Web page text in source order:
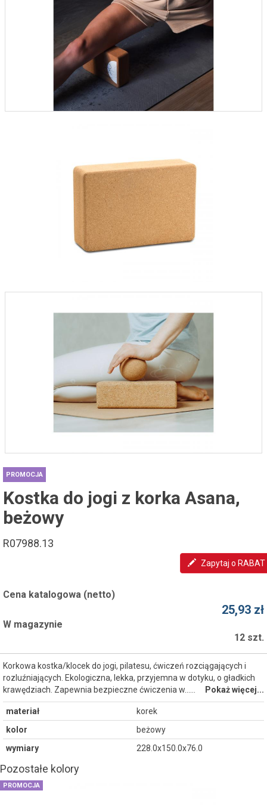
PROMOCJA
Kostka do jogi z korka Asana,
beżowy
R07988.13
Zapytaj o RABAT
Cena katalogowa (netto)
25,93 zł
W magazynie
12 szt.
Korkowa kostka/klocek do jogi, pilatesu, ćwiczeń rozciągających i
rozluźniających. Ekologiczna, lekka, przyjemna w dotyku, o gładkich
krawędziach. Zapewnia bezpieczne ćwiczenia w...…
Pokaż więcej...
materiał
korek
kolor
beżowy
wymiary
228.0x150.0x76.0
Pozostałe kolory
PROMOCJA